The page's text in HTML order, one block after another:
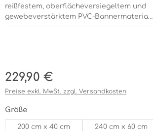
reißfestem, oberflächeversiegeltem und
gewebeverstärktem PVC-Bannermateria…
Regulärer Preis:
229,90 €
Preise exkl. MwSt. zzgl. Versandkosten
Größeauswählen
200 cm x 40 cm 240 cm x 60 cm